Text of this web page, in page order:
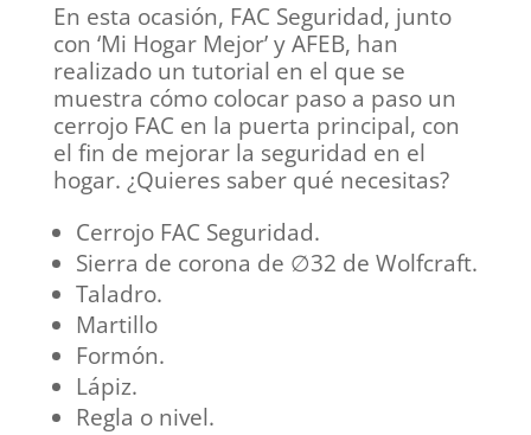
En esta ocasión, FAC Seguridad, junto
con ‘Mi Hogar Mejor’ y AFEB, han
realizado un tutorial en el que se
muestra cómo colocar paso a paso un
cerrojo FAC en la puerta principal, con
el fin de mejorar la seguridad en el
hogar. ¿Quieres saber qué necesitas?
Cerrojo FAC Seguridad.
Sierra de corona de ∅32 de Wolfcraft.
Taladro.
Martillo
Formón.
Lápiz.
Regla o nivel.